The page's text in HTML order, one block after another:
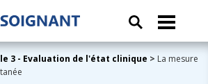
3 - Evaluation de l'état clinique > La mesure